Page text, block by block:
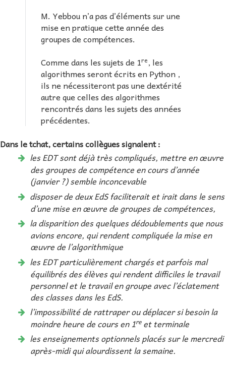
M. Yebbou n’a pas d’éléments sur une
mise en pratique cette année des
groupes de compétences.
Comme dans les sujets de 1re, les
algorithmes seront écrits en Python ,
ils ne nécessiteront pas une dextérité
autre que celles des algorithmes
rencontrés dans les sujets des années
précédentes.
Dans le tchat, certains collègues signalent :
les EDT sont déjà très compliqués, mettre en œuvre
des groupes de compétence en cours d’année
(janvier ?) semble inconcevable
disposer de deux EdS faciliterait et irait dans le sens
d’une mise en œuvre de groupes de compétences,
la disparition des quelques dédoublements que nous
avions encore, qui rendent compliquée la mise en
œuvre de l’algorithmique
les EDT particulièrement chargés et parfois mal
équilibrés des élèves qui rendent difficiles le travail
personnel et le travail en groupe avec l’éclatement
des classes dans les EdS.
l’impossibilité de rattraper ou déplacer si besoin la
moindre heure de cours en 1reet terminale
les enseignements optionnels placés sur le mercredi
après-midi qui alourdissent la semaine.